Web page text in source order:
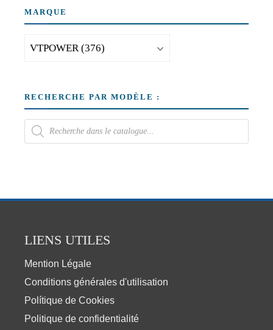
MARQUE
RECHERCHE PAR MODÈLE :
LIENS UTILES
Mention Légale
Conditions générales d'utilisation
Polítique de Cookies
Politique de confidentialité